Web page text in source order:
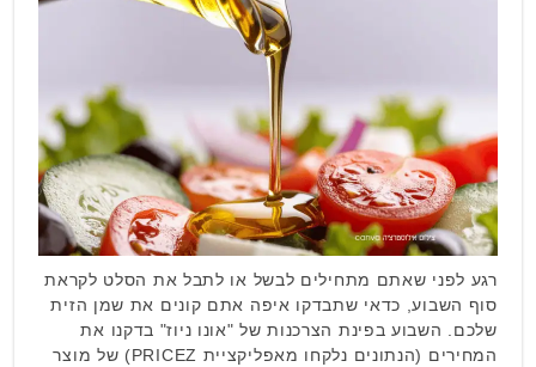
רגע לפני שאתם מתחילים לבשל או לתבל את הסלט לקראת
סוף השבוע, כדאי שתבדקו איפה אתם קונים את שמן הזית
שלכם. השבוע בפינת הצרכנות של "אונו ניוז" בדקנו את
המחירים (הנתונים נלקחו מאפליקציית PRICEZ) של מוצר